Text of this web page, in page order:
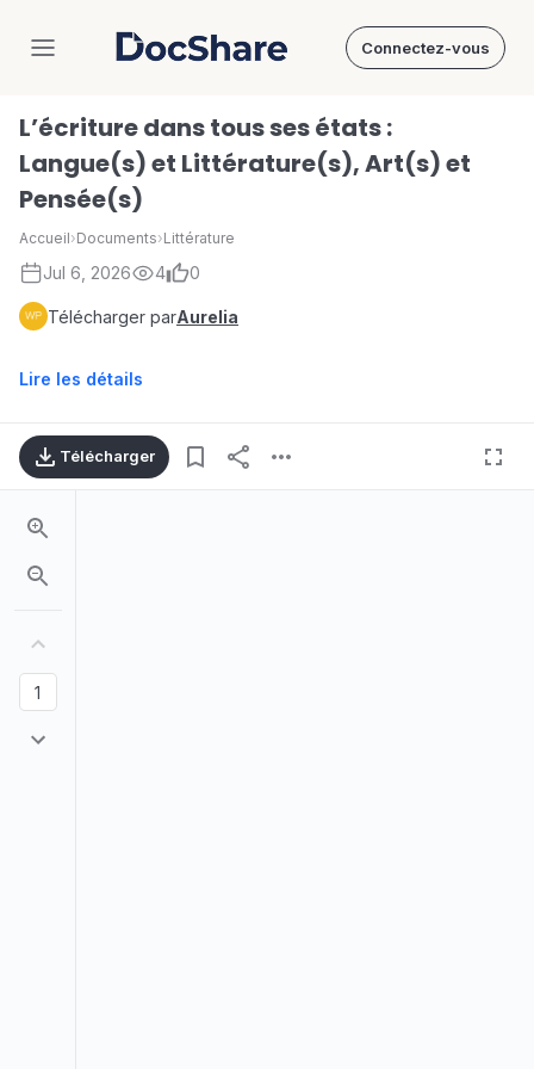
DocShare Connectez-vous
L’écriture dans tous ses états :
Langue(s) et Littérature(s), Art(s) et
Pensée(s)
Accueil›Documents›Littérature
Jul 6, 2026 4 0
Télécharger parAurelia
Lire les détails
Télécharger